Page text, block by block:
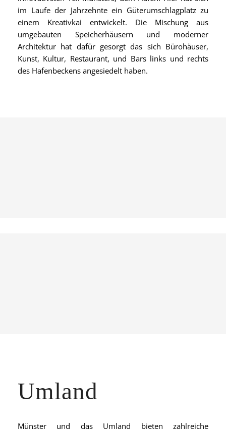
im Laufe der Jahrzehnte ein Güterumschlagplatz zu
einem Kreativkai entwickelt. Die Mischung aus
umgebauten Speicherhäusern und moderner
Architektur hat dafür gesorgt das sich Bürohäuser,
Kunst, Kultur, Restaurant, und Bars links und rechts
des Hafenbeckens angesiedelt haben.
Umland
Münster und das Umland bieten zahlreiche